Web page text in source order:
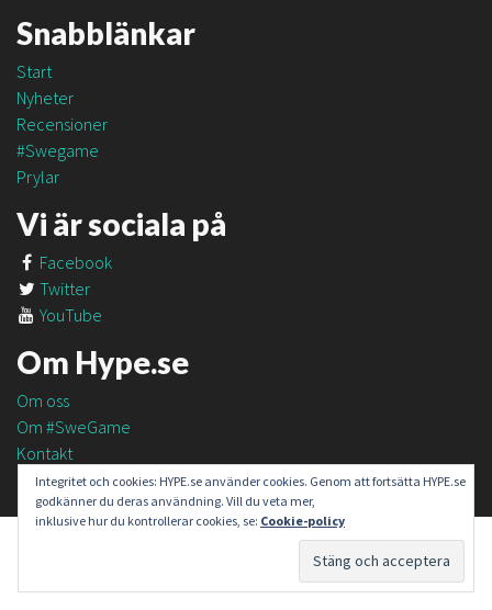
Snabblänkar
Start
Nyheter
Recensioner
#Swegame
Prylar
Vi är sociala på
Facebook
Twitter
YouTube
Om Hype.se
Om oss
Om #SweGame
Kontakt
Integritet och cookies: HYPE.se använder cookies. Genom att fortsätta HYPE.se
godkänner du deras användning. Vill du veta mer,
inklusive hur du kontrollerar cookies, se: Cookie-policy